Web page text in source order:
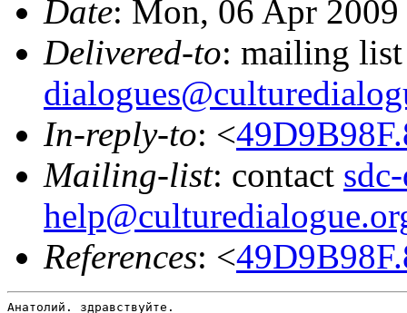
Date: Mon, 06 Apr
Delivered-to: mailing
In-reply-to: <
Mailing-list: contact
References: <